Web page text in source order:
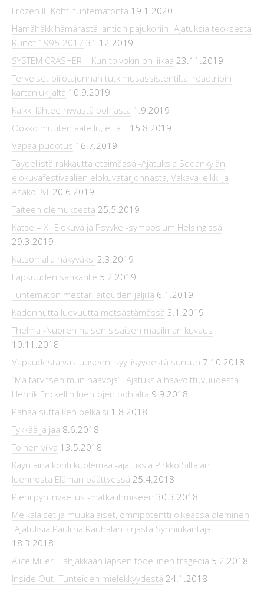
Frozen II -Kohti tuntematonta 19.1.2020
Hämähäkkihämärästä lantion pajukoriin -Ajatuksia teoksesta
Runot 1995-2017 31.12.2019
SYSTEM CRASHER – Kun toivokin on liikaa 23.11.2019
Terveiset piilotajunnan tutkimusassistentilta, roadtripin
kartanlukijalta 10.9.2019
Kaikki lähtee hyvästä pohjasta 1.9.2019
Ookko muuten aatellu, että… 15.8.2019
Vapaa pudotus 16.7.2019
Täydellistä rakkautta etsimässä -Ajatuksia Sodankylän
elokuvafestivaalien elokuvatarjonnasta, Vakava leikki ja
Asako I&II 20.6.2019
Taiteen olemuksesta 25.5.2019
Katse – XII Elokuva ja Psyyke -symposium Helsingissä
29.3.2019
Katsomalla näkyväksi 2.3.2019
Lapsuuden sankarille 5.2.2019
Tuntematon mestari aitouden jäljillä 6.1.2019
Kadonnutta luovuutta metsästämässä 3.1.2019
Thelma -Nuoren naisen sisäisen maailman kuvaus
10.11.2018
Vapaudesta vastuuseen, syyllisyydestä suruun 7.10.2018
”Mä tarvitsen mun haavoja” -Ajatuksia haavoittuvuudesta
Henrik Enckellin luentojen pohjalta 9.9.2018
Pahaa sutta ken pelkäisi 1.8.2018
Tykkää ja jaa 8.6.2018
Toinen viiva 13.5.2018
Käyn aina kohti kuolemaa -ajatuksia Pirkko Siltalan
luennosta Elämän päättyessä 25.4.2018
Pieni pyhiinvaellus -matka ihmiseen 30.3.2018
Meikäläiset ja muukalaiset, omnipotentti oikeassa oleminen
-Ajatuksia Pauliina Rauhalan kirjasta Synninkantajat
18.3.2018
Alice Miller -Lahjakkaan lapsen todellinen tragedia 5.2.2018
Inside Out -Tunteiden mielekkyydestä 24.1.2018